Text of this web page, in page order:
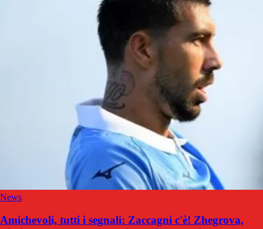
News
Amichevoli, tutti i segnali: Zaccagni c'è! Zhegrova,